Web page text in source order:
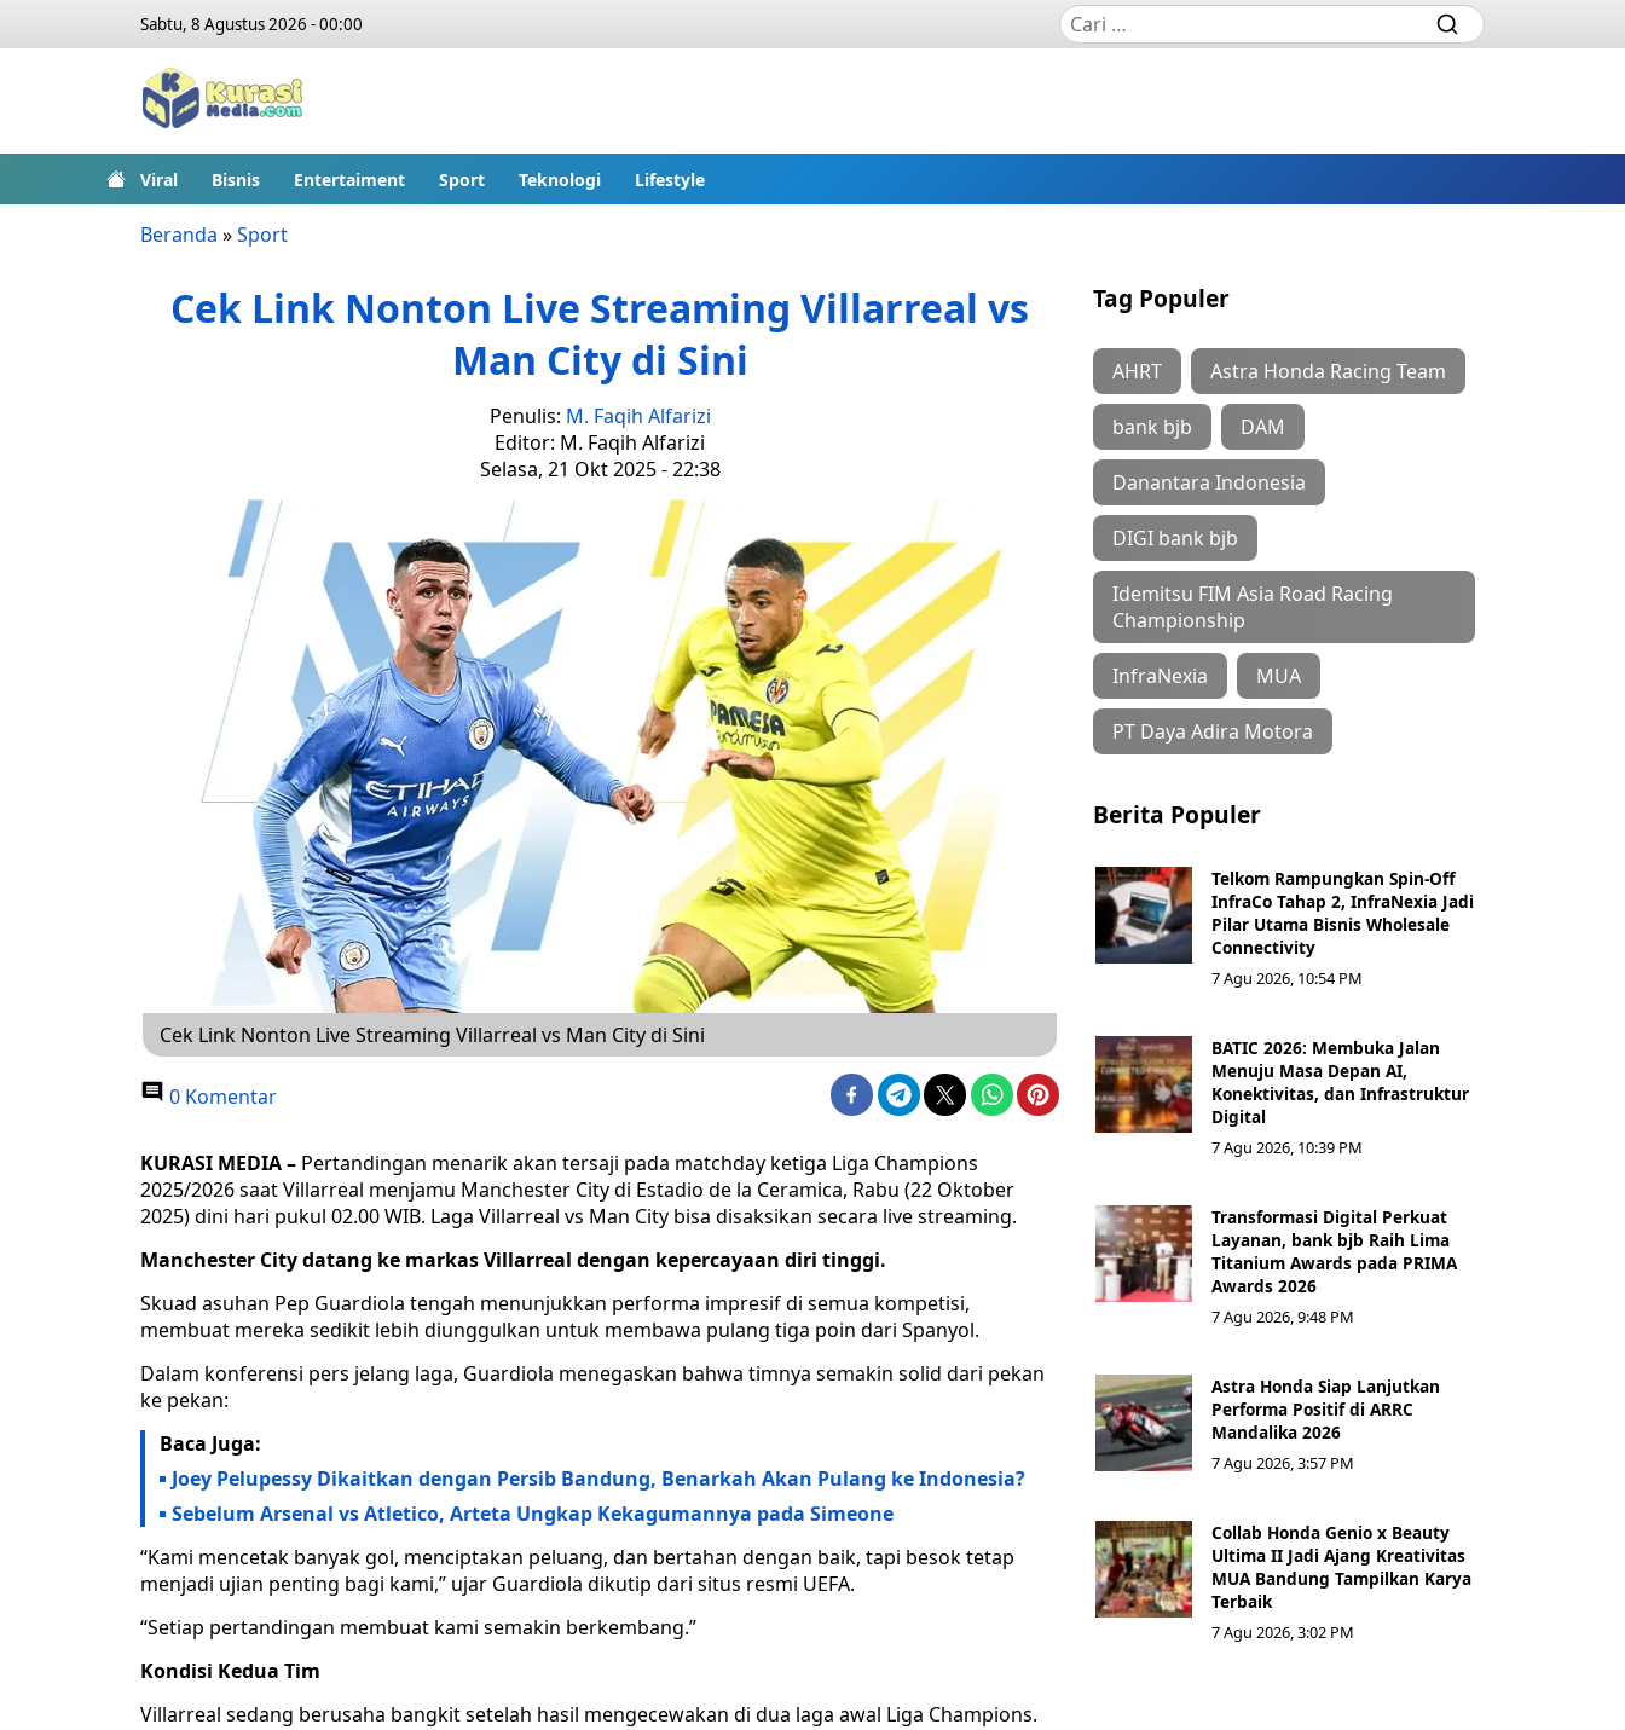
Sabtu, 8 Agustus 2026 - 00:00
Viral Bisnis Entertaiment Sport Teknologi Lifestyle
Beranda »Sport
Cek Link Nonton Live Streaming Villarreal vs
Man City di Sini
Penulis: M. Faqih Alfarizi
Editor: M. Faqih Alfarizi
Selasa, 21 Okt 2025 - 22:38
Cek Link Nonton Live Streaming Villarreal vs Man City di Sini
0 Komentar
KURASI MEDIA – Pertandingan menarik akan tersaji pada matchday ketiga Liga Champions
2025/2026 saat Villarreal menjamu Manchester City di Estadio de la Ceramica, Rabu (22 Oktober
2025) dini hari pukul 02.00 WIB. Laga Villarreal vs Man City bisa disaksikan secara live streaming.
Manchester City datang ke markas Villarreal dengan kepercayaan diri tinggi.
Skuad asuhan Pep Guardiola tengah menunjukkan performa impresif di semua kompetisi,
membuat mereka sedikit lebih diunggulkan untuk membawa pulang tiga poin dari Spanyol.
Dalam konferensi pers jelang laga, Guardiola menegaskan bahwa timnya semakin solid dari pekan
ke pekan:
Baca Juga:
Joey Pelupessy Dikaitkan dengan Persib Bandung, Benarkah Akan Pulang ke Indonesia?
Sebelum Arsenal vs Atletico, Arteta Ungkap Kekagumannya pada Simeone
“Kami mencetak banyak gol, menciptakan peluang, dan bertahan dengan baik, tapi besok tetap
menjadi ujian penting bagi kami,” ujar Guardiola dikutip dari situs resmi UEFA.
“Setiap pertandingan membuat kami semakin berkembang.”
Kondisi Kedua Tim
Villarreal sedang berusaha bangkit setelah hasil mengecewakan di dua laga awal Liga Champions.
Tag Populer
AHRT Astra Honda Racing Team
bank bjb DAM
Danantara Indonesia
DIGI bank bjb
Idemitsu FIM Asia Road Racing
Championship
InfraNexia MUA
PT Daya Adira Motora
Berita Populer
Telkom Rampungkan Spin-Off
InfraCo Tahap 2, InfraNexia Jadi
Pilar Utama Bisnis Wholesale
Connectivity
7 Agu 2026, 10:54 PM
BATIC 2026: Membuka Jalan
Menuju Masa Depan AI,
Konektivitas, dan Infrastruktur
Digital
7 Agu 2026, 10:39 PM
Transformasi Digital Perkuat
Layanan, bank bjb Raih Lima
Titanium Awards pada PRIMA
Awards 2026
7 Agu 2026, 9:48 PM
Astra Honda Siap Lanjutkan
Performa Positif di ARRC
Mandalika 2026
7 Agu 2026, 3:57 PM
Collab Honda Genio x Beauty
Ultima II Jadi Ajang Kreativitas
MUA Bandung Tampilkan Karya
Terbaik
7 Agu 2026, 3:02 PM